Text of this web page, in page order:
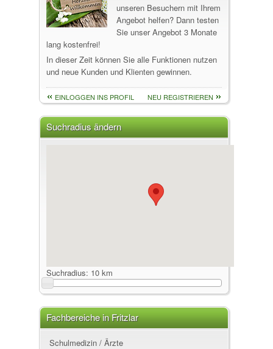
unseren Besuchern mit Ihrem
Angebot helfen? Dann testen
Sie unser Angebot 3 Monate
lang kostenfrei!
In dieser Zeit können Sie alle Funktionen nutzen
und neue Kunden und Klienten gewinnen.
EINLOGGEN INS PROFIL NEU REGISTRIEREN
Suchradius ändern
Suchradius: 10 km
Fachbereiche in Fritzlar
Schulmedizin / Ärzte